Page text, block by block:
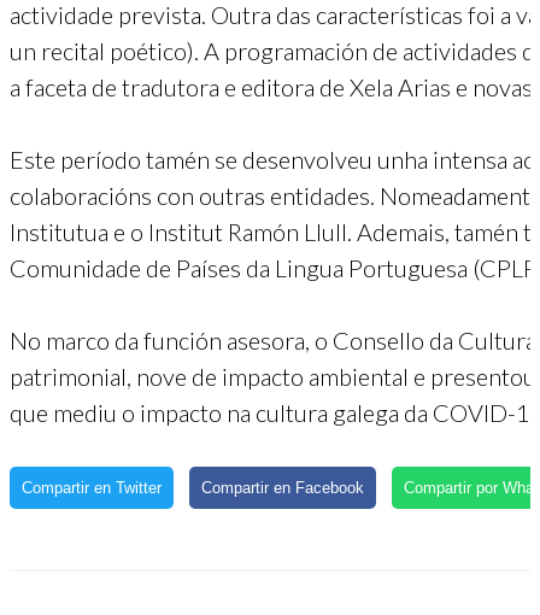
actividade prevista. Outra das características foi a
un recital poético). A programación de actividades
a faceta de tradutora e editora de Xela Arias e
Este período tamén se desenvolveu unha intensa
colaboracións con outras entidades.
Institutua e o Institut Ramón Llull. Ademais, tamén
Comunidade de Países da Lingua Portuguesa
No marco da función asesora, o Consello da
patrimonial, nove de impacto ambiental e
que mediu o impacto na cultura galega da COVID-
Compartir en Twitter Compartir en Facebook Compartir por